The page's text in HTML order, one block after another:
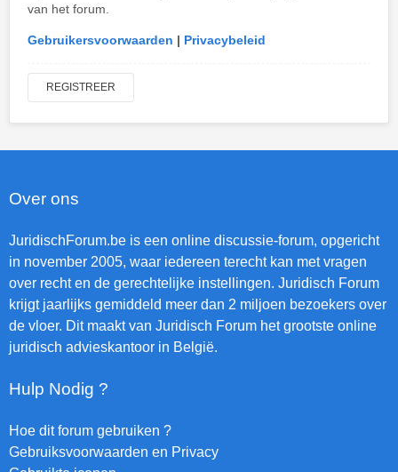
van het forum.
Gebruikersvoorwaarden | Privacybeleid
REGISTREER
Over ons
JuridischForum.be is een online discussie-forum, opgericht
in november 2005, waar iedereen terecht kan met vragen
over recht en de gerechtelijke instellingen. Juridisch Forum
krijgt jaarlijks gemiddeld meer dan 2 miljoen bezoekers over
de vloer. Dit maakt van Juridisch Forum het grootste online
juridisch advieskantoor in België.
Hulp Nodig ?
Hoe dit forum gebruiken ?
Gebruiksvoorwaarden en Privacy